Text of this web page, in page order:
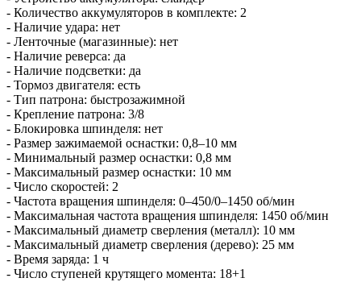
- Количество аккумуляторов в комплекте: 2
- Наличие удара: нет
- Ленточные (магазинные): нет
- Наличие реверса: да
- Наличие подсветки: да
- Тормоз двигателя: есть
- Тип патрона: быстрозажимной
- Крепление патрона: 3/8
- Блокировка шпинделя: нет
- Размер зажимаемой оснастки: 0,8–10 мм
- Минимальный размер оснастки: 0,8 мм
- Максимальный размер оснастки: 10 мм
- Число скоростей: 2
- Частота вращения шпинделя: 0–450/0–1450 об/мин
- Максимальная частота вращения шпинделя: 1450 об/мин
- Максимальный диаметр сверления (металл): 10 мм
- Максимальный диаметр сверления (дерево): 25 мм
- Время заряда: 1 ч
- Число ступеней крутящего момента: 18+1